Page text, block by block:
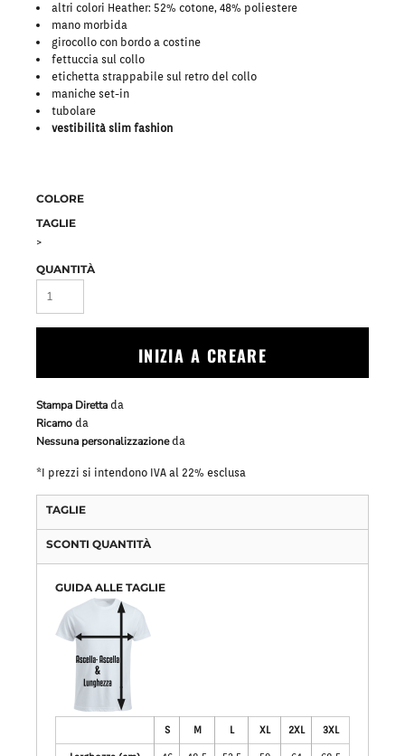
altri colori Heather: 52% cotone, 48% poliestere
mano morbida
girocollo con bordo a costine
fettuccia sul collo
etichetta strappabile sul retro del collo
maniche set-in
tubolare
vestibilità slim fashion
COLORE
TAGLIE
>
QUANTITÀ
INIZIA A CREARE
Stampa Diretta da
Ricamo da
Nessuna personalizzazioneda
*I prezzi si intendono IVA al 22% esclusa
TAGLIE
SCONTI QUANTITÀ
GUIDA ALLE TAGLIE
S M L XL 2XL 3XL